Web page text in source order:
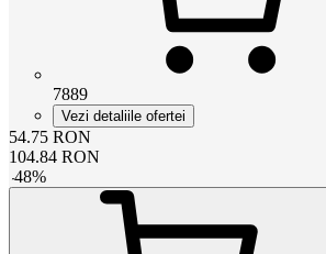
7889
Vezi detaliile ofertei
54.75 RON
104.84 RON
-48%